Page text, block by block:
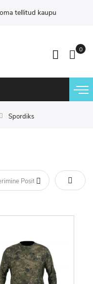
tellitud kaupu
Spordiks
Määra